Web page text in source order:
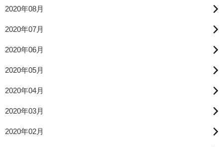
2020年08月
2020年07月
2020年06月
2020年05月
2020年04月
2020年03月
2020年02月